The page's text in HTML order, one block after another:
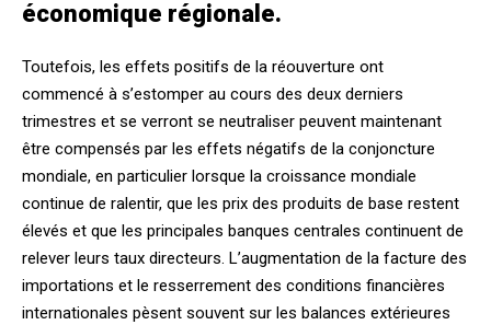
économique régionale.
Toutefois, les effets positifs de la réouverture ont
commencé à s’estomper au cours des deux derniers
trimestres et se verront se neutraliser peuvent maintenant
être compensés par les effets négatifs de la conjoncture
mondiale, en particulier lorsque la croissance mondiale
continue de ralentir, que les prix des produits de base restent
élevés et que les principales banques centrales continuent de
relever leurs taux directeurs. L’augmentation de la facture des
importations et le resserrement des conditions financières
internationales pèsent souvent sur les balances extérieures